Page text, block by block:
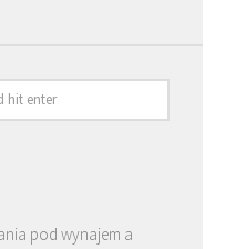
pod wynajem a